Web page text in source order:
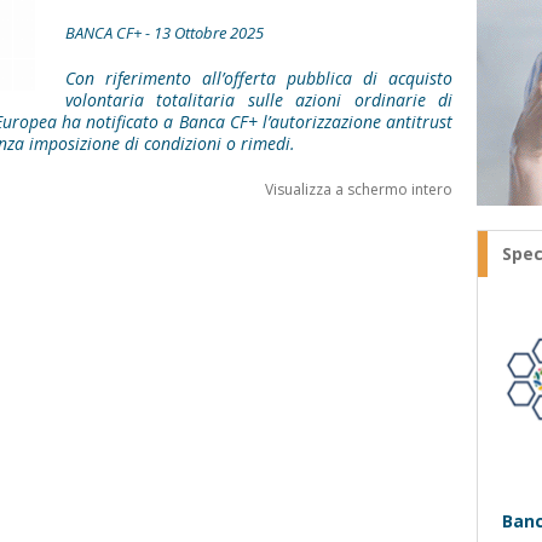
BANCA CF+ - 13 Ottobre 2025
Con riferimento all’offerta pubblica di acquisto
volontaria totalitaria sulle azioni ordinarie di
ha notificato a Banca CF+ l’autorizzazione antitrust
imposizione di condizioni o rimedi.
Visualizza a schermo intero